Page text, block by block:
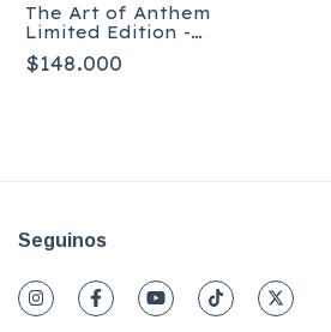
The Art of Anthem
Limited Edition -
Ingles - Tapa dura
$148.000
Seguinos